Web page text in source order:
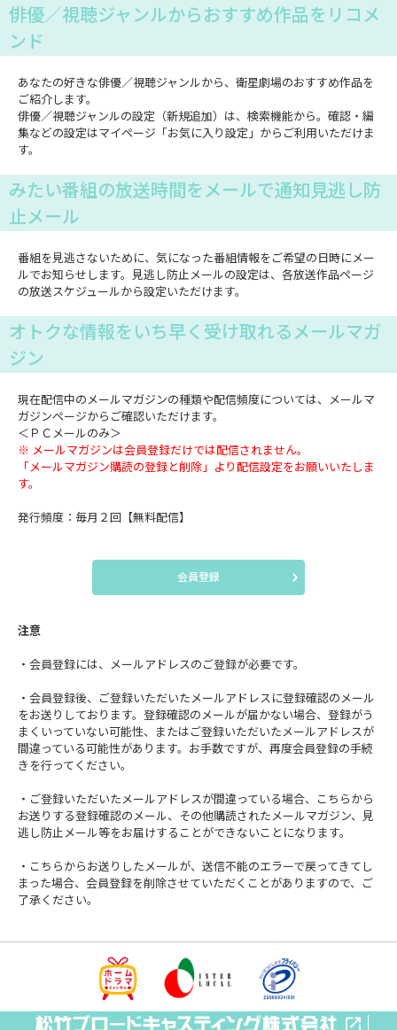
俳優／視聴ジャンルからおすすめ作品をリコメ
ンド
あなたの好きな俳優／視聴ジャンルから、衛星劇場のおすすめ作品を
ご紹介します。
俳優／視聴ジャンルの設定（新規追加）は、検索機能から。確認・編
集などの設定はマイページ「お気に入り設定」からご利用いただけま
す。
みたい番組の放送時間をメールで通知見逃し防
止メール
番組を見逃さないために、気になった番組情報をご希望の日時にメー
ルでお知らせします。見逃し防止メールの設定は、各放送作品ページ
の放送スケジュールから設定いただけます。
オトクな情報をいち早く受け取れるメールマガ
ジン
現在配信中のメールマガジンの種類や配信頻度については、メールマ
ガジンページからご確認いただけます。
＜ＰＣメールのみ＞
※ メールマガジンは会員登録だけでは配信されません。
「メールマガジン購読の登録と削除」より配信設定をお願いいたしま
す。
発行頻度：毎月２回【無料配信】
会員登録
注意
・会員登録には、メールアドレスのご登録が必要です。
・会員登録後、ご登録いただいたメールアドレスに登録確認のメール
をお送りしております。登録確認のメールが届かない場合、登録がう
まくいっていない可能性、またはご登録いただいたメールアドレスが
間違っている可能性があります。お手数ですが、再度会員登録の手続
きを行ってください。
・ご登録いただいたメールアドレスが間違っている場合、こちらから
お送りする登録確認のメール、その他購読されたメールマガジン、見
逃し防止メール等をお届けすることができないことになります。
・こちらからお送りしたメールが、送信不能のエラーで戻ってきてし
まった場合、会員登録を削除させていただくことがありますので、ご
了承ください。